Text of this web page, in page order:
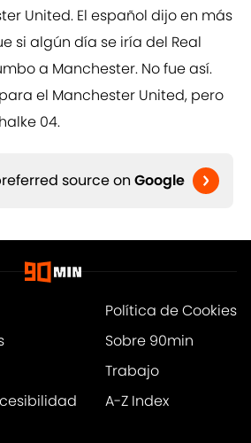
United. El español dijo en más
si algún día se iría del Real
a Manchester. No fue así.
el Manchester United, pero
04.
source on Google
Política de Cookies
Sobre 90min
Trabajo
A-Z Index